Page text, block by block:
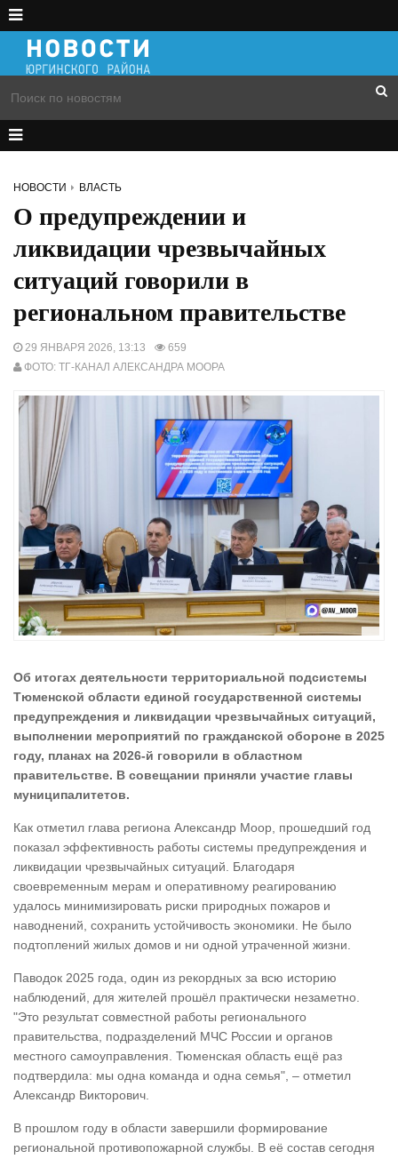
НОВОСТИ ВЛАСТЬ
О предупреждении и
ликвидации чрезвычайных
ситуаций говорили в
региональном правительстве
29 ЯНВАРЯ 2026, 13:13
659
ФОТО: ТГ-КАНАЛ АЛЕКСАНДРА МООРА
Об итогах деятельности территориальной подсистемы
Тюменской области единой государственной системы
предупреждения и ликвидации чрезвычайных ситуаций,
выполнении мероприятий по гражданской обороне в 2025
году, планах на 2026-й говорили в областном
правительстве. В совещании приняли участие главы
муниципалитетов.
Как отметил глава региона Александр Моор, прошедший год
показал эффективность работы системы предупреждения и
ликвидации чрезвычайных ситуаций. Благодаря
своевременным мерам и оперативному реагированию
удалось минимизировать риски природных пожаров и
наводнений, сохранить устойчивость экономики. Не было
подтоплений жилых домов и ни одной утраченной жизни.
Паводок 2025 года, один из рекордных за всю историю
наблюдений, для жителей прошёл практически незаметно.
"Это результат совместной работы регионального
правительства, подразделений МЧС России и органов
местного самоуправления. Тюменская область ещё раз
подтвердила: мы одна команда и одна семья", – отметил
Александр Викторович.
В прошлом году в области завершили формирование
региональной противопожарной службы. В её состав сегодня